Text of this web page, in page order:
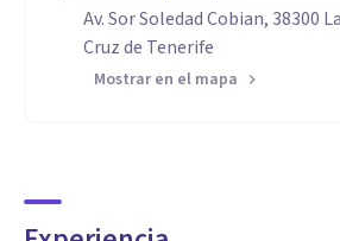
Av. Sor Soledad Cobian, 38300
Cruz de Tenerife
Mostrar en el mapa